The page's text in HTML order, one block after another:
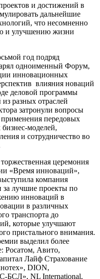
и достижений в
дальнейшие
что несомненно
и улучшению жизни
год подряд
одноименный Форум,
инновационных
влияния новаций
деловой программы
разных отраслей
затронули вопросы
передовых
моделей,
и сотрудничество во
церемония
«Время инноваций»,
компания
лучшие проекты по
инноваций в
в различных
транспорта до
которые улучшают
пристального внимания.
выделил более
Росатом, Авито,
Лайф Страхование
DION,
БСЛ», NL International,